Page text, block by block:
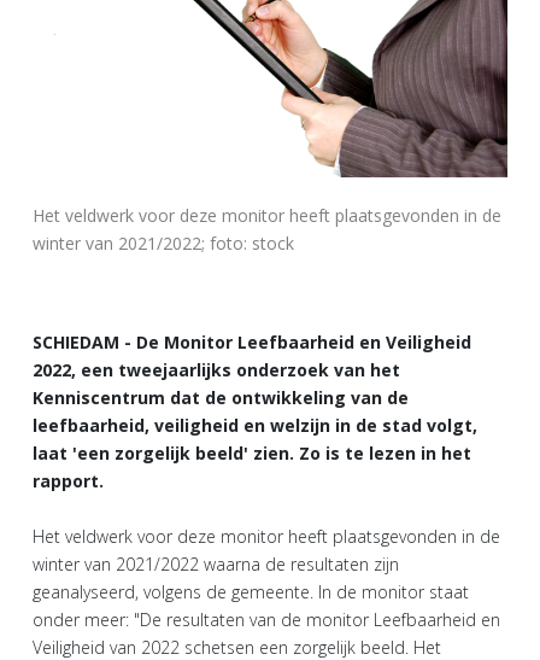
Het veldwerk voor deze monitor heeft plaatsgevonden in de
winter van 2021/2022; foto: stock
SCHIEDAM - De Monitor Leefbaarheid en Veiligheid
2022, een tweejaarlijks onderzoek van het
Kenniscentrum dat de ontwikkeling van de
leefbaarheid, veiligheid en welzijn in de stad volgt,
laat 'een zorgelijk beeld' zien. Zo is te lezen in het
rapport.
Het veldwerk voor deze monitor heeft plaatsgevonden in de
winter van 2021/2022 waarna de resultaten zijn
geanalyseerd, volgens de gemeente. In de monitor staat
onder meer: "De resultaten van de monitor Leefbaarheid en
Veiligheid van 2022 schetsen een zorgelijk beeld. Het